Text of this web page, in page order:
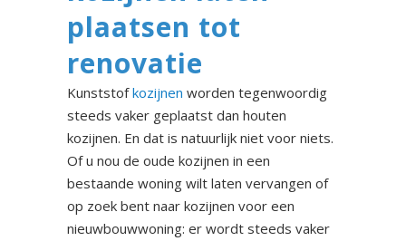
plaatsen tot
renovatie
Kunststofkozijnen worden tegenwoordig
steeds vaker geplaatst dan houten
kozijnen. En dat is natuurlijk niet voor niets.
Of u nou de oude kozijnen in een
bestaande woning wilt laten vervangen of
op zoek bent naar kozijnen voor een
nieuwbouwwoning: er wordt steeds vaker